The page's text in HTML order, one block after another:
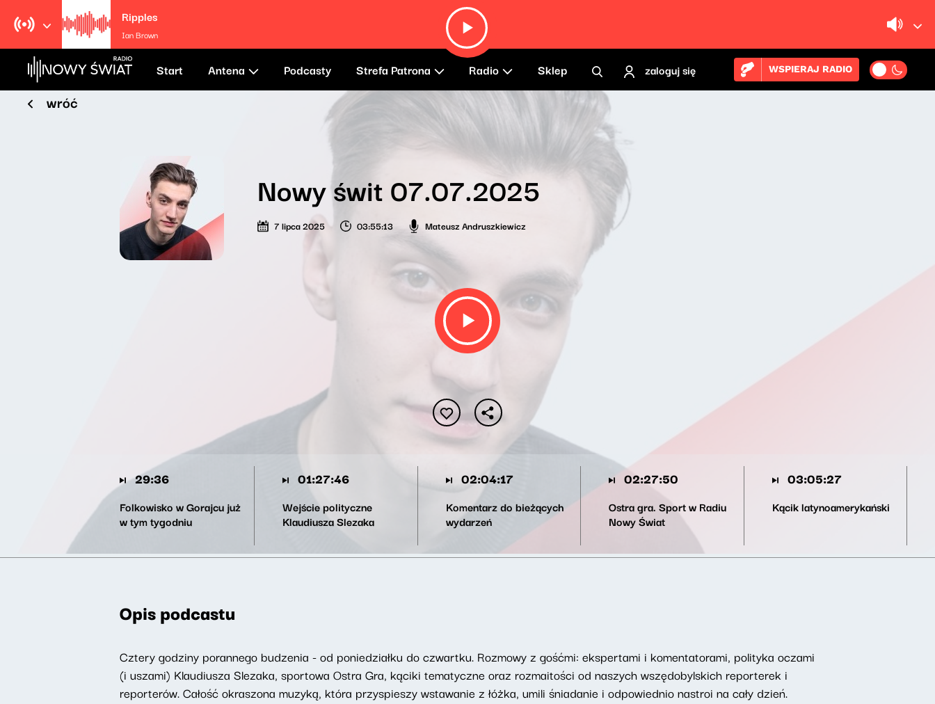
Ripples
Ian Brown
Start Antena Podcasty Strefa Patrona Radio Sklep zaloguj się WSPIERAJ RADIO
wróć
Nowy świt 07.07.2025
7 lipca 2025 03:55:13 Mateusz Andruszkiewicz
29:36
Folkowisko w Gorajcu już
w tym tygodniu
01:27:46
Wejście polityczne
Klaudiusza Slezaka
02:04:17
Komentarz do bieżących
wydarzeń
02:27:50
Ostra gra. Sport w Radiu
Nowy Świat
03:05:27
Kącik latynoamerykański
Opis podcastu
Cztery godziny porannego budzenia - od poniedziałku do czwartku. Rozmowy z gośćmi: ekspertami i komentatorami, polityka oczami
(i uszami) Klaudiusza Slezaka, sportowa Ostra Gra, kąciki tematyczne oraz rozmaitości od naszych wszędobylskich reporterek i
reporterów. Całość okraszona muzyką, która przyspieszy wstawanie z łóżka, umili śniadanie i odpowiednio nastroi na cały dzień.